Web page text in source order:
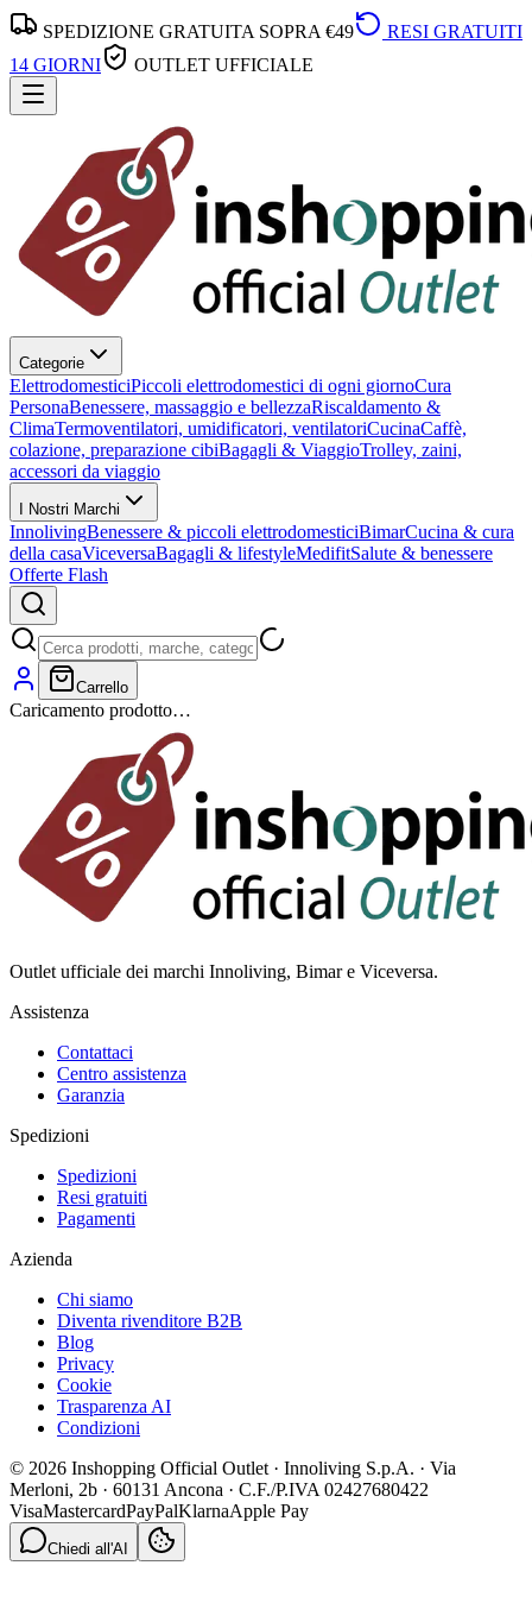
SPEDIZIONE GRATUITA SOPRA €49
RESI GRATUITI
14 GIORNI
OUTLET UFFICIALE
Categorie
ElettrodomesticiPiccoli elettrodomestici di ogni giornoCura
PersonaBenessere, massaggio e bellezzaRiscaldamento &
ClimaTermoventilatori, umidificatori, ventilatoriCucinaCaffè,
colazione, preparazione cibiBagagli & ViaggioTrolley, zaini,
accessori da viaggio
I Nostri Marchi
InnolivingBenessere & piccoli elettrodomesticiBimarCucina & cura
della casaViceversaBagagli & lifestyleMedifitSalute & benessere
Offerte Flash
Carrello
Caricamento prodotto…
Outlet ufficiale dei marchi Innoliving, Bimar e Viceversa.
Assistenza
Contattaci
Centro assistenza
Garanzia
Spedizioni
Spedizioni
Resi gratuiti
Pagamenti
Azienda
Chi siamo
Diventa rivenditore B2B
Blog
Privacy
Cookie
Trasparenza AI
Condizioni
© 2026 Inshopping Official Outlet · Innoliving S.p.A. · Via
Merloni, 2b · 60131 Ancona · C.F./P.IVA 02427680422
VisaMastercardPayPalKlarnaApple Pay
Chiedi all'AI